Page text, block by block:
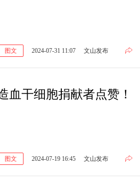
图文 2024-07-31 11:07 文山发布
血干细胞捐献者点赞！
图文 2024-07-19 16:45 文山发布